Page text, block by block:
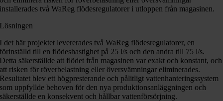
installerades två WaReg flödesregulatorer i utloppen från magasinen.
Lösningen
I det här projektet levererades två WaReg flödesregulatorer, en
förinställd till en flödeshastighet på 25 l/s och den andra till 75 l/s.
Detta säkerställde att flödet från magasinen var exakt och konstant, och
att risken för röverbelastning eller översvämningar eliminerades.
Resultatet blev ett högpresterande och pålitligt vattenhanteringssystem
som uppfyllde behoven för den nya produktionsanläggningen och
säkerställde en konsekvent och hållbar vattenförsörjning.